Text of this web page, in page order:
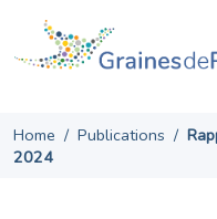
content
Home / Publications /
2024